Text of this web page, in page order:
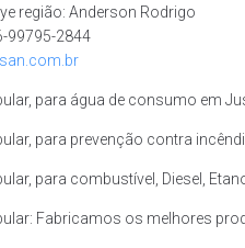
região: Anderson Rodrigo
99795-2844
para água de consumo em
para prevenção contra
para combustível, Diesel,
Fabricamos os melhores